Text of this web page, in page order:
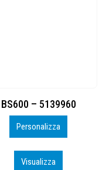
Toppe ricamate in HD
Personalizza
Visualizza